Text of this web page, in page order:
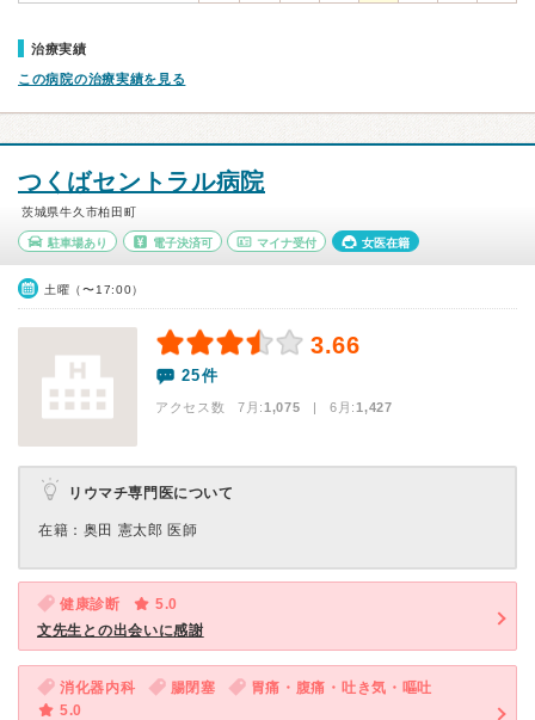
治療実績
この病院の治療実績を見る
つくばセントラル病院
茨城県牛久市柏田町
駐車場あり 電子決済可 マイナ受付 女医在籍
土曜（〜17:00）
3.66
25件
アクセス数 7月:1,075 | 6月:1,427
リウマチ専門医について
在籍：奥田 憲太郎 医師
健康診断
5.0
文先生との出会いに感謝
消化器内科 腸閉塞
胃痛・腹痛・吐き気・嘔吐
5.0